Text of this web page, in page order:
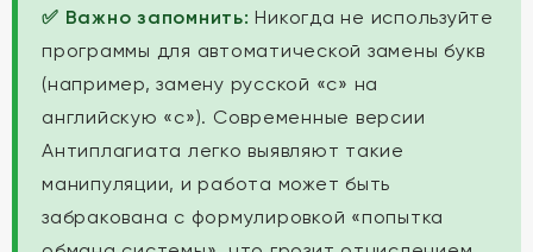
✅ Важно запомнить: Никогда не используйте
программы для автоматической замены букв
(например, замену русской «с» на
английскую «c»). Современные версии
Антиплагиата легко выявляют такие
манипуляции, и работа может быть
забракована с формулировкой «попытка